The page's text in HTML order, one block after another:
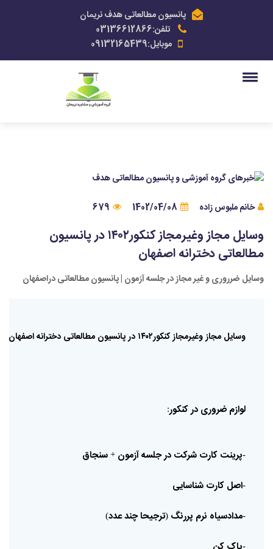
پانسیون مطالعاتی هدف نریمان
تلفن:03136612866
موبایل:09132165439
خانم ملبوس زاده 1402/04/08
679
وسایل مجاز و‌غیر‌مجاز‌‌ کنکور۱۴۰۲ در پانسیون‌
مطالعاتی دخترانه اصفهان
وسایل ضرروری و غیر مجاز در جلسه آزمون | پانسیون مطالعاتی دراصفهان
وسایل مجازو‌غیر‌مجاز‌‌کنکور۱۴۰۲ درپانسیون‌ مطالعاتی دخترانهاصفهان
لوازم ضروری درکنکور:
-پرینت کارت شرکت درجلسهآزمون + سنجاق
-اصل کارت شناسایی
-مدادسیاه نرم پررنگ (ترجیحاچندعدد)
-